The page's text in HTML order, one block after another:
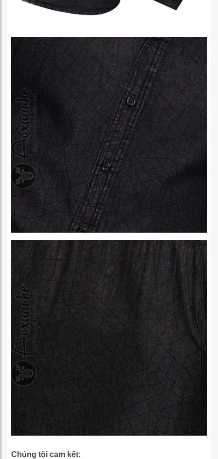
Chúng tôi cam kết: